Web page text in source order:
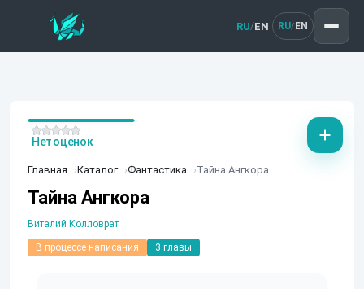
RU/EN RU/ EN
Главная Каталог Фантастика Тайна Ангкора
Тайна Ангкора
Виталий Колловрат
В процессе написания 3 главы
Нет оценок